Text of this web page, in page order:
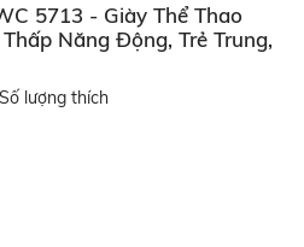
5713 - Giày Thể Thao
Năng Động, Trẻ Trung,
Số lượng thích